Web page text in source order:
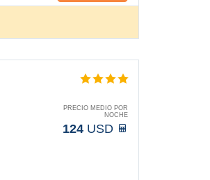
PRECIO MEDIO POR
NOCHE
124 USD